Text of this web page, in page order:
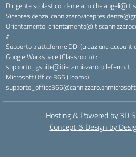
Dirigente scolastico:
Vicepresidenza:
Orientamento:
//
Supporto piattaforme DDI (creazione account
Google Workspace (Classroom) :
supporto_gsuite@itiscannizzarocolleferro.it
Microsoft Office 365 (Teams):
Hosting & Powered by 3D
Concept & Design by